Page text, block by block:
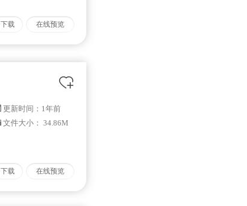
下载 在线预览
更新时间： 1年前
文件大小： 34.86M
下载 在线预览